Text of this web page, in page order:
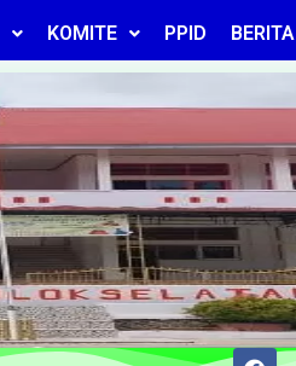
KOMITE PPID BERITA